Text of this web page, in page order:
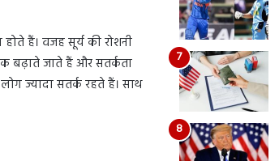
हैं। वजह सूर्य की रोशनी
बढ़ाते जाते हैं और सतर्कता
ज्यादा सतर्क रहते हैं। साथ